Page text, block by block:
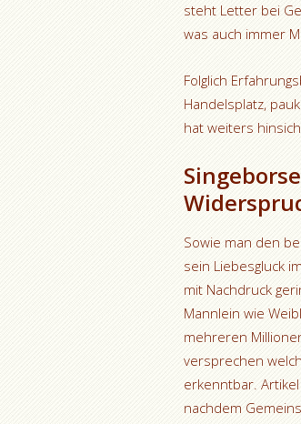
steht Letter bei
was auch immer
Folglich
Handelsplatz,
hat weiters
Sowie man den
sein Liebesgluck
mit Nachdruck
Mannlein wie
mehreren
versprechen
erkenntbar.
nachdem